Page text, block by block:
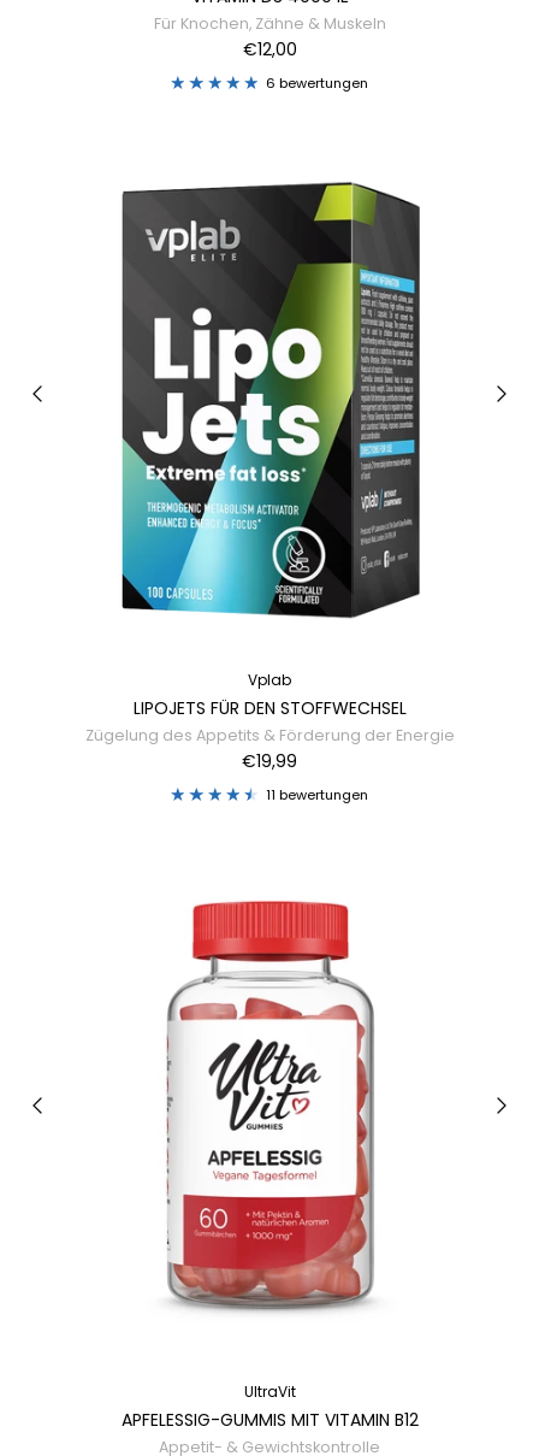
Für Knochen, Zähne & Muskeln
€12,00
6 bewertungen
Vplab
LIPOJETS FÜR DEN STOFFWECHSEL
Zügelung des Appetits & Förderung der Energie
€19,99
11 bewertungen
UltraVit
APFELESSIG-GUMMIS MIT VITAMIN B12
Appetit- & Gewichtskontrolle